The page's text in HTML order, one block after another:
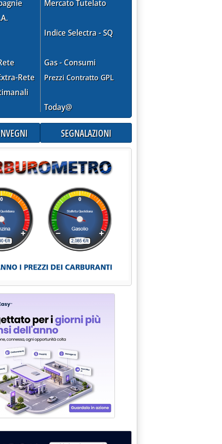
Rete
Mercato Tutelato
Indice Selectra - SQ
Gas - Consumi
Prezzi Contratto GPL
Today@
SEGNALAZIONI